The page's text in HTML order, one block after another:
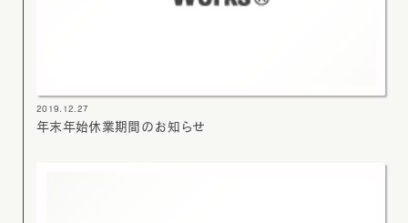
2019.12.27
年末年始休業期間のお知らせ